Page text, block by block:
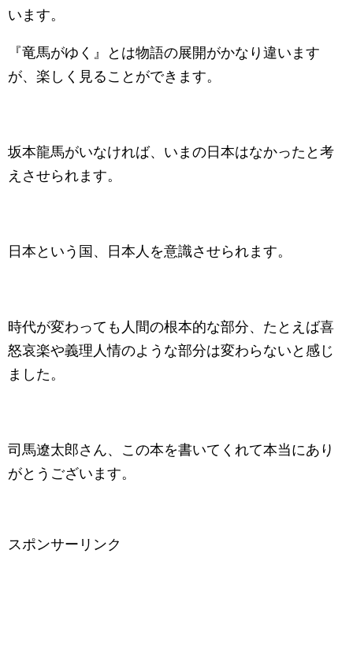
います。
『竜馬がゆく』とは物語の展開がかなり違います
が、楽しく見ることができます。
坂本龍馬がいなければ、いまの日本はなかったと考
えさせられます。
日本という国、日本人を意識させられます。
時代が変わっても人間の根本的な部分、たとえば喜
怒哀楽や義理人情のような部分は変わらないと感じ
ました。
司馬遼太郎さん、この本を書いてくれて本当にあり
がとうございます。
スポンサーリンク